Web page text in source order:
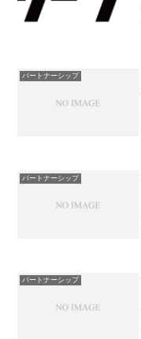
パートナーシップ
パートナーシップ
パートナーシップ